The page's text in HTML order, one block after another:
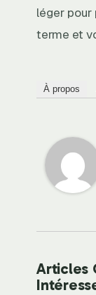
léger
terme et
À propos
Articles